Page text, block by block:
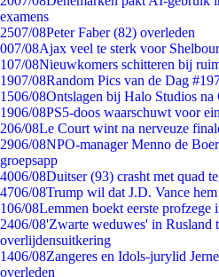
examens
2507/08Peter Faber (82) overleden
007/08Ajax veel te sterk voor
107/08Nieuwkomers schitteren bij
1907/08Random Pics van de Dag
1506/08Ontslagen bij Halo Studios na
1906/08PS5-doos waarschuwt voor
206/08Le Court wint na nerveuze
2906/08NPO-manager Menno de
groepsapp
4006/08Duitser (93) crasht met quad
4706/08Trump wil dat J.D. Vance
106/08Lemmen boekt eerste
2406/08'Zwarte weduwes' in Rusland
overlijdensuitkering
1406/08Zangeres en Idols-jurylid
overleden